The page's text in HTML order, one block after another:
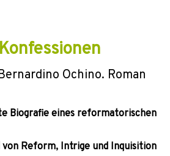
Ochino. Roman
Biografie eines reformatorischen
von Reform, Intrige und Inquisition